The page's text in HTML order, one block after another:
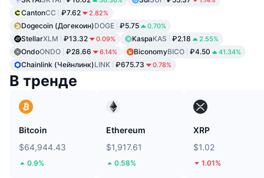
CantonCC ₽7.62 2.82%
Dogecoin (Догекоин)DOGE ₽5.75 0.70%
StellarXLM ₽13.32 0.09% KaspaKAS ₽2.18 2.55%
OndoONDO ₽28.66 6.14% BiconomyBICO ₽4.50 41.34%
Chainlink (Чейнлинк)LINK ₽675.73 0.78%
В тренде
Bitcoin
$64,944.43
0.9%
Ethereum
$1,917.61
0.58%
XRP
$1.02
1.01%